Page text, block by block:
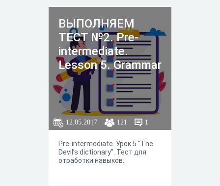
ВЫПОЛНЯЕМ
ТЕСТ №2. Pre-
intermediate.
Lesson 5. Grammar
12.05.2017 121 1
Pre-intermediate. Урок 5 "The
Devil’s dictionary". Тест для
отработки навыков.